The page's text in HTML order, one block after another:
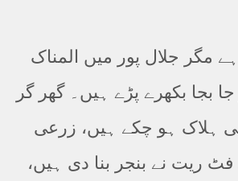
مگر جلال پور میں المناک
بجا بکھرے پڑے ہیں۔ گھر گر
ہلاک ہو چکے ہیں، زرعی
ریت نے بنجر بنا دی ہیں،